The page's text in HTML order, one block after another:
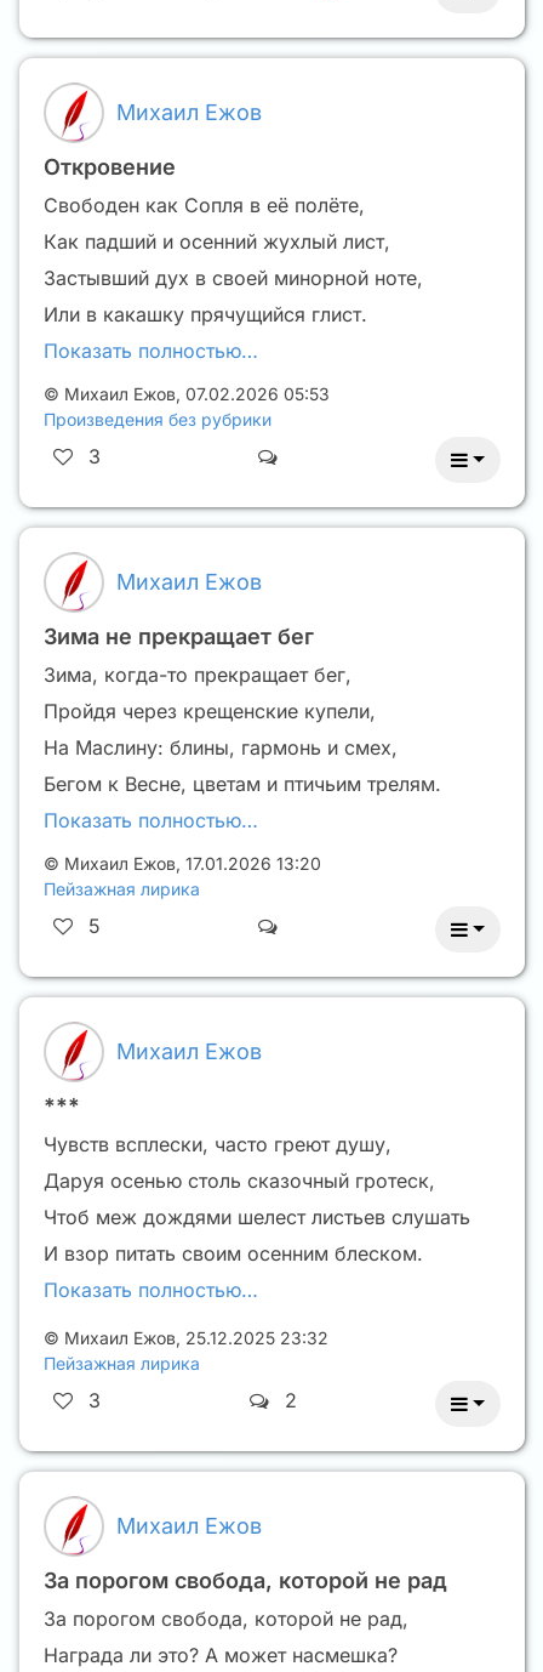
Михаил Ежов
Откровение
Свободен как Сопля в её полёте,
Как падший и осенний жухлый лист,
Застывший дух в своей минорной ноте,
Или в какашку прячущийся глист.
Показать полностью…
© Михаил Ежов, 07.02.2026 05:53
Произведения без рубрики
3
Михаил Ежов
Зима не прекращает бег
Зима, когда-то прекращает бег,
Пройдя через крещенские купели,
На Маслину: блины, гармонь и смех,
Бегом к Весне, цветам и птичьим трелям.
Показать полностью…
© Михаил Ежов, 17.01.2026 13:20
Пейзажная лирика
5
Михаил Ежов
***
Чувств всплески, часто греют душу,
Даруя осенью столь сказочный гротеск,
Чтоб меж дождями шелест листьев слушать
И взор питать своим осенним блеском.
Показать полностью…
© Михаил Ежов, 25.12.2025 23:32
Пейзажная лирика
3 2
Михаил Ежов
За порогом свобода, которой не рад
За порогом свобода, которой не рад,
Награда ли это? А может насмешка?